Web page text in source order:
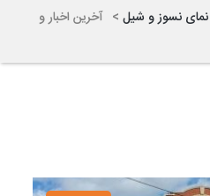
نسوز و شیل > آخرین اخبار و